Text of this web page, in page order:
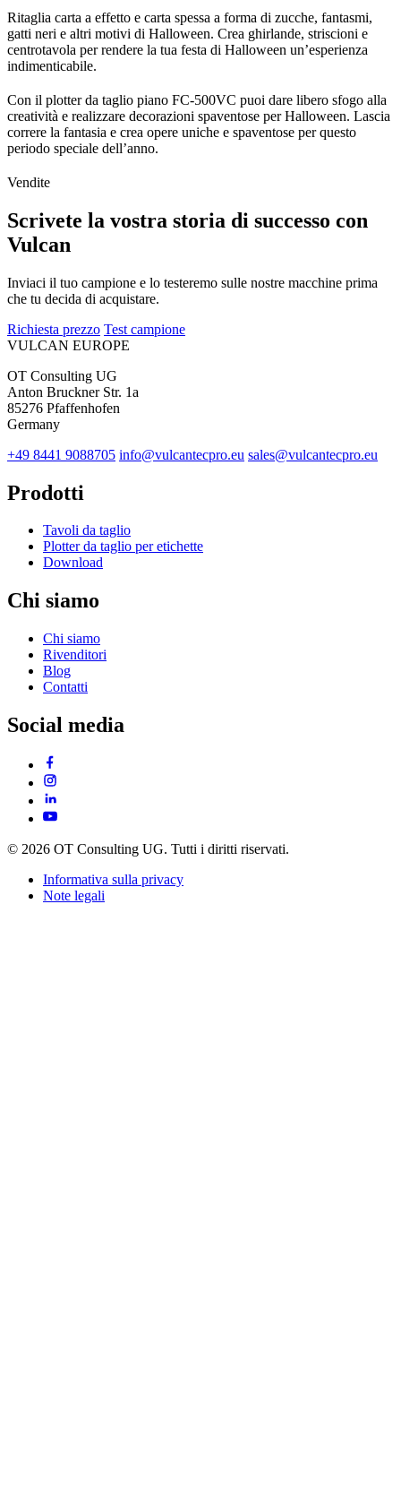
Ritaglia carta a effetto e carta spessa a forma di zucche, fantasmi,
gatti neri e altri motivi di Halloween. Crea ghirlande, striscioni e
centrotavola per rendere la tua festa di Halloween un’esperienza
indimenticabile.
Con il plotter da taglio piano FC-500VC puoi dare libero sfogo alla
creatività e realizzare decorazioni spaventose per Halloween. Lascia
correre la fantasia e crea opere uniche e spaventose per questo
periodo speciale dell’anno.
Vendite
Scrivete la vostra storia di successo con
Vulcan
Inviaci il tuo campione e lo testeremo sulle nostre macchine prima
che tu decida di acquistare.
Richiesta prezzo Test campione
VULCAN EUROPE
OT Consulting UG
Anton Bruckner Str. 1a
85276 Pfaffenhofen
Germany
+49 8441 9088705 info@vulcantecpro.eu sales@vulcantecpro.eu
Prodotti
Tavoli da taglio
Plotter da taglio per etichette
Download
Chi siamo
Chi siamo
Rivenditori
Blog
Contatti
Social media
© 2026 OT Consulting UG. Tutti i diritti riservati.
Informativa sulla privacy
Note legali